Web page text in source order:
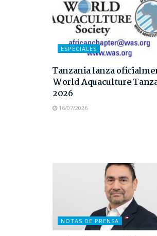
ESPECIALES
Tanzania lanza
World Aquaculture
2026
16/07/2026
NOTAS DE PRENSA